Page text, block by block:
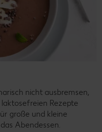
nicht ausbremsen,
Rezepte
große und kleine
Abendessen.